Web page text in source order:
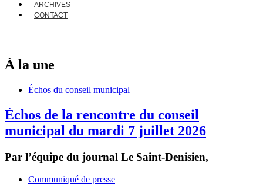
ARCHIVES
CONTACT
À la une
Échos du conseil municipal
Échos de la rencontre du conseil
municipal du mardi 7 juillet 2026
Par l’équipe du journal Le Saint-Denisien,
Communiqué de presse